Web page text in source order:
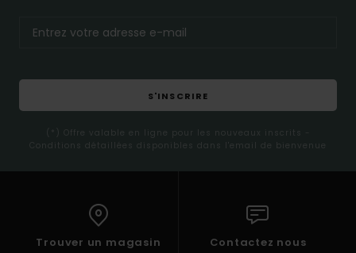
S'INSCRIRE
(*) Offre valable en ligne pour les nouveaux inscrits -
Conditions détaillées disponibles dans l'email de bienvenue
Trouver un magasin Contactez nous